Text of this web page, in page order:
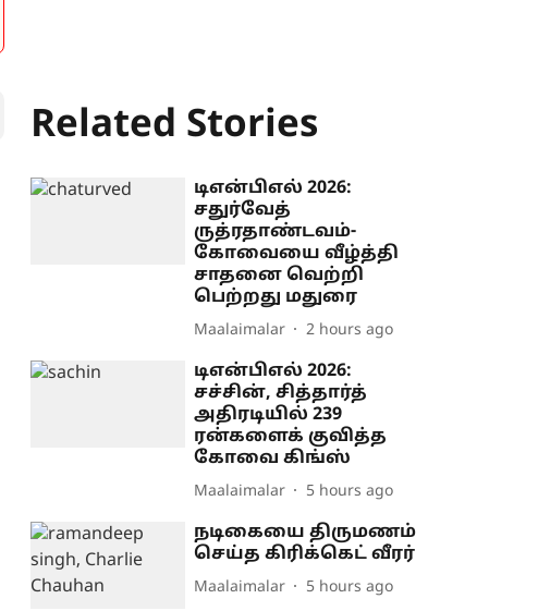
Related Stories
டிஎன்பிஎல் 2026:
சதுர்வேத்
ருத்ரதாண்டவம்-
கோவையை வீழ்த்தி
சாதனை வெற்றி
பெற்றது மதுரை
Maalaimalar 2 hours ago
டிஎன்பிஎல் 2026:
சச்சின், சித்தார்த்
அதிரடியில் 239
ரன்களைக் குவித்த
கோவை கிங்ஸ்
Maalaimalar 5 hours ago
நடிகையை திருமணம்
செய்த கிரிக்கெட் வீரர்
Maalaimalar 5 hours ago